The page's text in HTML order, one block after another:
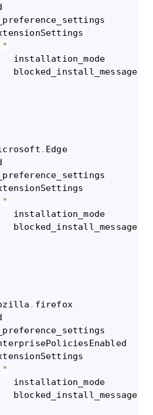
*
installation_mode
blocked_install_message
. Edge
*
installation_mode
blocked_install_message
. firefox
*
installation_mode
blocked_install_message